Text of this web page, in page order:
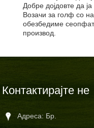
Добре дојдовте да
Возачи за голф со
обезбедиме
производ.
Контактирајте не
Адреса: Бр.